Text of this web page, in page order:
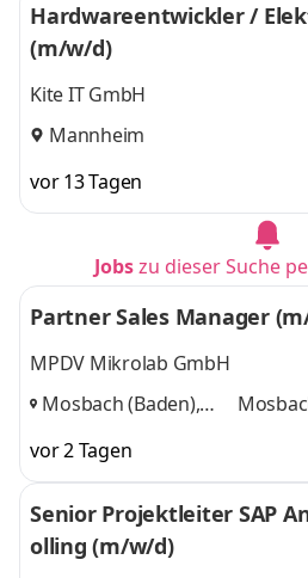
Hardwareentwickler /
(m/w/d)
Kite IT GmbH
Mannheim
vor 13 Tagen
Jobszu dieser Suche
Partner Sales Manager
MPDV Mikrolab GmbH
Mosbach (Baden),
und
vor 2 Tagen
Senior Projektleiter SAP
olling (m/w/d)